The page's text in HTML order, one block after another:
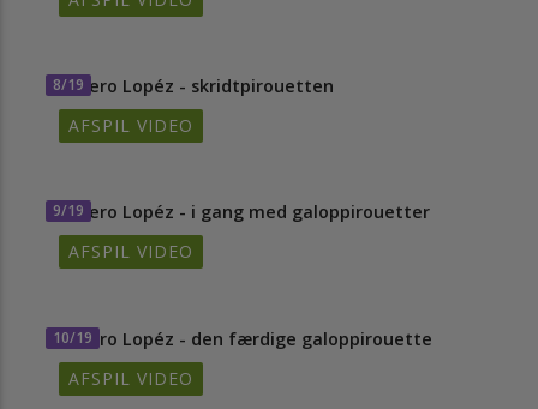
8/19
Severo Lopéz - skridtpirouetten
AFSPIL VIDEO
9/19
Severo Lopéz - i gang med galoppirouetter
AFSPIL VIDEO
10/19
Severo Lopéz - den færdige galoppirouette
AFSPIL VIDEO